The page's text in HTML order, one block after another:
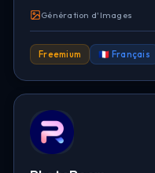
Génération d'Images
Freemium 🇫🇷 Français